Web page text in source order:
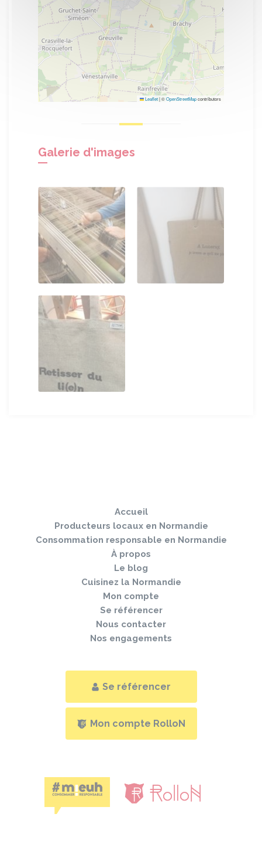
Leaflet|©OpenStreetMapcontributors
Galerie d'images
Accueil
Producteurs locaux en Normandie
Consommation responsable en Normandie
À propos
Le blog
Cuisinez la Normandie
Mon compte
Se référencer
Nous contacter
Nos engagements
Se référencer
Mon compte RolloN